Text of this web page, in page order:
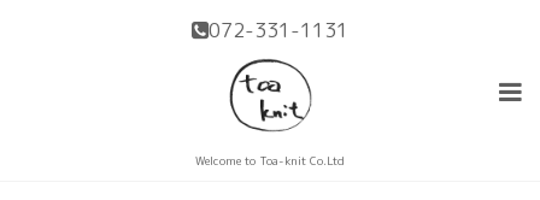
072-331-1131
Welcome to Toa-knit Co.Ltd